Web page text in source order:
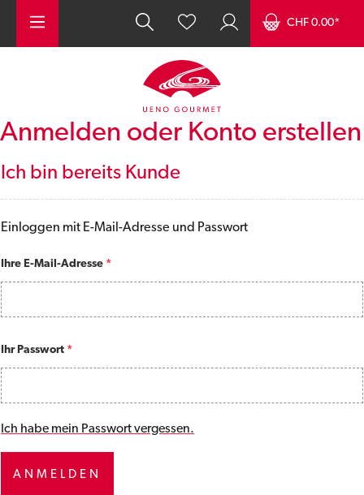
CHF 0.00*
Anmelden oder Konto erstellen
Ich bin bereits Kunde
Einloggen mit E-Mail-Adresse und Passwort
Ihre E-Mail-Adresse *
Ihr Passwort *
Ich habe mein Passwort vergessen.
ANMELDEN